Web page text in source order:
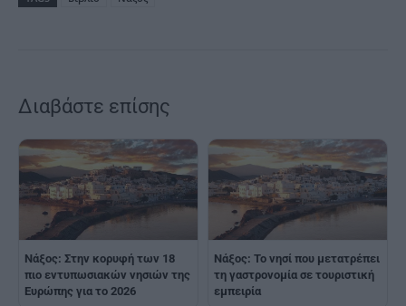
Διαβάστε επίσης
Νάξος: Στην κορυφή των 18
πιο εντυπωσιακών νησιών της
Ευρώπης για το 2026
Νάξος: Το νησί που μετατρέπει
τη γαστρονομία σε τουριστική
εμπειρία